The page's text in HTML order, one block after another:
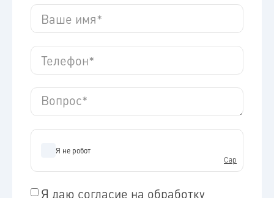
Я даю согласие на обработку